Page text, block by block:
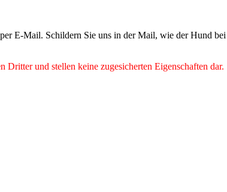
E-Mail. Schildern Sie uns in der Mail, wie der Hund
und stellen keine zugesicherten Eigenschaften dar.